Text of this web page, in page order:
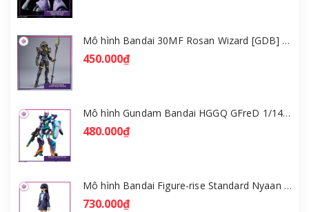
Mô hình Bandai 30MF Rosan Wizard [GDB] [30MF]
450.000₫
Mô hình Gundam Bandai HGGQ GFreD 1/144 [GDB] [BHG]
480.000₫
Mô hình Bandai Figure-rise Standard Nyaan - Gundam GQuuuuuuX [GDB] [FRS]
730.000₫